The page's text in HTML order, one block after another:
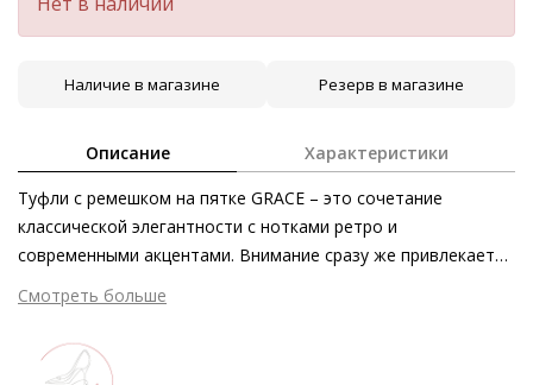
Наличие в магазине Резерв в магазине
Описание Характеристики
Туфли с ремешком на пятке GRACE – это сочетание
классической элегантности с нотками ретро и
современными акцентами. Внимание сразу же привлекает
дуохромный дизайн кремовых лодочек с чёрным носком.
Гладкая высококачественная кожа, дополненная кожаной
подкладкой, не только поразительно эффектна, но и
невероятно мягка. Выразительный блочный каблук и
Смотреть больше